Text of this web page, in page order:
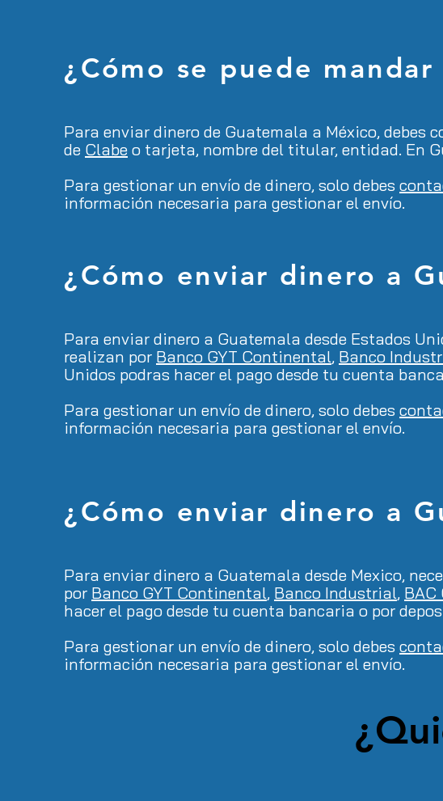
¿Cómo se puede
Para enviar dinero de Guatemala a México,
de Clabe o tarjeta, nombre del titular, entidad. En
Para gestionar un envío de dinero, solo debes
información necesaria para gestionar el envío.
¿Cómo enviar dinero a
Para enviar dinero a Guatemala desde Estados
realizan por Banco GYT Continental, Banco
Unidos podras hacer el pago desde tu cuenta
Para gestionar un envío de dinero, solo debes
información necesaria para gestionar el envío.
¿Cómo enviar dinero a
Para enviar dinero a Guatemala desde Mexico,
por Banco GYT Continental, Banco Industrial, BAC
hacer el pago desde tu cuenta bancaria o por
Para gestionar un envío de dinero, solo debes
información necesaria para gestionar el envío.